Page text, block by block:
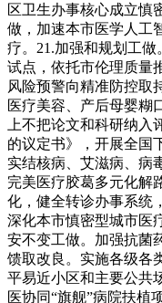
区卫生办事核心成立慎
做，加速本市医学人工
疗。21.加强和规划工
试点，依托市伦理质量
风险预警向精准防控取
医疗美容、产后母婴糊
上不把论文和科研纳入
的议定书》，开展全国
实结核病、艾滋病、病
完美医疗胶葛多元化解
化，健全转诊办事系统
深化本市慎密型城市医
安不变工做。加强抗菌
馈取改良。实施各级各
平易近小区和主要公共
医协同“旗舰”病院扶植